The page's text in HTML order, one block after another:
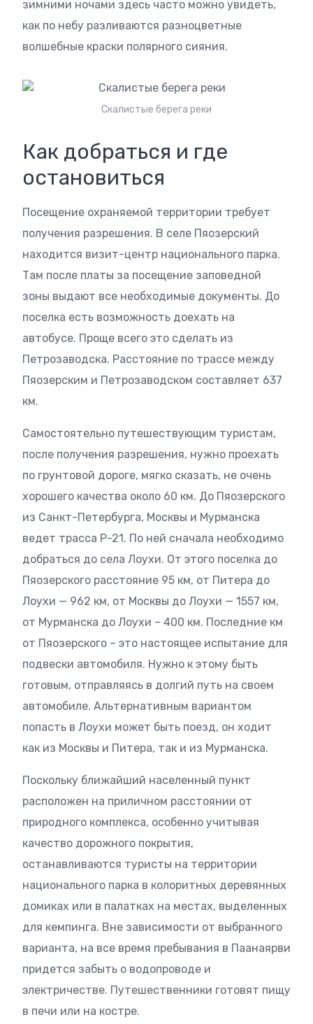
зимними ночами здесь часто можно увидеть,
как по небу разливаются разноцветные
волшебные краски полярного сияния.
Скалистые берега реки
Как добраться и где
остановиться
Посещение охраняемой территории требует
получения разрешения. В селе Пяозерский
находится визит-центр национального парка.
Там после платы за посещение заповедной
зоны выдают все необходимые документы. До
поселка есть возможность доехать на
автобусе. Проще всего это сделать из
Петрозаводска. Расстояние по трассе между
Пяозерским и Петрозаводском составляет 637
км.
Самостоятельно путешествующим туристам,
после получения разрешения, нужно проехать
по грунтовой дороге, мягко сказать, не очень
хорошего качества около 60 км. До Пяозерского
из Санкт-Петербурга, Москвы и Мурманска
ведет трасса Р-21. По ней сначала необходимо
добраться до села Лоухи. От этого поселка до
Пяозерского расстояние 95 км, от Питера до
Лоухи — 962 км, от Москвы до Лоухи — 1557 км,
от Мурманска до Лоухи – 400 км. Последние км
от Пяозерского – это настоящее испытание для
подвески автомобиля. Нужно к этому быть
готовым, отправляясь в долгий путь на своем
автомобиле. Альтернативным вариантом
попасть в Лоухи может быть поезд, он ходит
как из Москвы и Питера, так и из Мурманска.
Поскольку ближайший населенный пункт
расположен на приличном расстоянии от
природного комплекса, особенно учитывая
качество дорожного покрытия,
останавливаются туристы на территории
национального парка в колоритных деревянных
домиках или в палатках на местах, выделенных
для кемпинга. Вне зависимости от выбранного
варианта, на все время пребывания в Паанаярви
придется забыть о водопроводе и
электричестве. Путешественники готовят пищу
в печи или на костре.